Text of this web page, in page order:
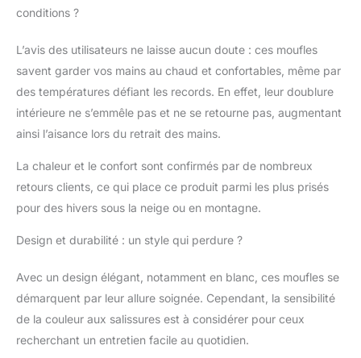
imperméables et
coupe-vent
Antidérapantes et
résistantes à l'usure :
les moufles de ski sont
pleine paume, bonne
résistance à l'usure,
durables pour plusieurs
saisons de ski. Sûr et
vous tenez des bâtons
neige, des grattoirs à
glace. La compatibilité
avec l'écran tactile du
pouce de la moufle est
un excellent plus pour
conditions ?
L’avis des utilisateurs ne laisse aucun doute : ces moufles
savent garder vos mains au chaud et confortables, même par
des températures défiant les records. En effet, leur doublure
intérieure ne s’emmêle pas et ne se retourne pas, augmentant
ainsi l’aisance lors du retrait des mains.
La chaleur et le confort sont confirmés par de nombreux
retours clients, ce qui place ce produit parmi les plus prisés
pour des hivers sous la neige ou en montagne.
Design et durabilité : un style qui perdure ?
Avec un design élégant, notamment en blanc, ces moufles se
démarquent par leur allure soignée. Cependant, la sensibilité
de la couleur aux salissures est à considérer pour ceux
recherchant un entretien facile au quotidien.